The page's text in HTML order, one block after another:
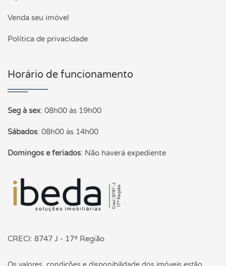
Venda seu imóvel
Política de privacidade
Horário de funcionamento
Seg à sex: 08h00 às 19h00
Sábados: 08h00 às 14h00
Domingos e feriados: Não haverá expediente
Página inicial
CRECI: 8747 J - 17ª Região